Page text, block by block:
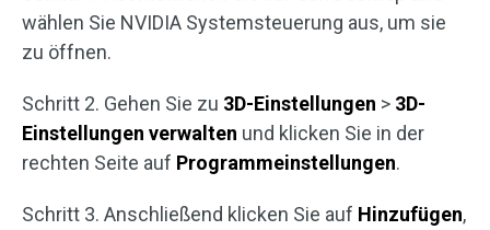
wählen Sie NVIDIA Systemsteuerung aus, um sie
zu öffnen.
Schritt 2. Gehen Sie zu 3D-Einstellungen > 3D-
Einstellungen verwalten und klicken Sie in der
rechten Seite auf Programmeinstellungen.
Schritt 3. Anschließend klicken Sie auf Hinzufügen,